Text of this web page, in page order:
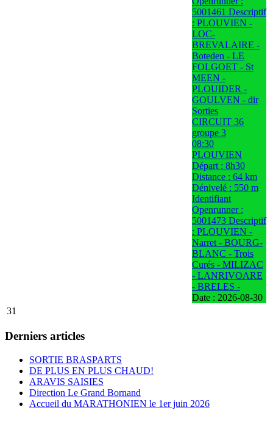
5001461 Descriptif
: PLOUVIEN -
LOC-
BREVALAIRE -
Boteden - LE
FOLGOET - St
MEEN -
PLOUIDER -
GOULVEN - dir
Sorties
CIRCUIT 36
groupe 3
08:30
PLOUVIEN
Départ : 8h30
Distance : 64 km
Dénivelé : 550 m
Identifiant
Openrunner :
5001473 Descriptif
: PLOUVIEN -
Narret - BOURG-
BLANC - Trois
Curés - MILIZAC
- LANRIVOARE
- BRELES -
Date : 2026-08-30
31
Derniers articles
SORTIE BRASPARTS
DE PLUS EN PLUS CHAUD!
ARAVIS SAISIES
Direction Le Grand Bornand
Accueil du MARATHONIEN le 1er juin 2026